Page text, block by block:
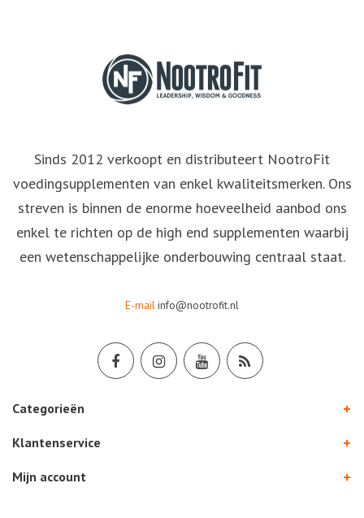
Sinds 2012 verkoopt en distributeert NootroFit
voedingsupplementen van enkel kwaliteitsmerken. Ons
streven is binnen de enorme hoeveelheid aanbod ons
enkel te richten op de high end supplementen waarbij
een wetenschappelijke onderbouwing centraal staat.
E-mailinfo@nootrofit.nl
Categorieën
Klantenservice
Mijn account